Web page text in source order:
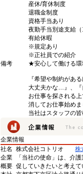
産休/育休制度
退職金制度
資格手当あり
夜勤手当別途支給（
有給休暇
※規定あり
※正社員での紹介
備考
★安心して働ける
『希望や制約があ
大丈夫かな…』、『
お仕事を探される
消してお仕事始めま
当社はスタッフの
企業情報
社名
株式会社コトリオ
株
企業
概要
「当社の使命」は、介
促していきたいと考え